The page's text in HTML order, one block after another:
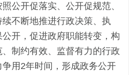
公开促落实、公开促规范、
不断地推进行政决策、执
开，促进政府职能转变，构
制约有效、监督有力的行政
用2年时间，形成政务公开